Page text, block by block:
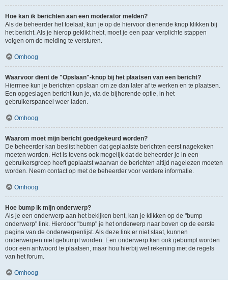
Hoe kan ik berichten aan een moderator melden?
Als de beheerder het toelaat, kun je op de hiervoor dienende knop klikken bij
het bericht. Als je hierop geklikt hebt, moet je een paar verplichte stappen
volgen om de melding te versturen.
Omhoog
Waarvoor dient de "Opslaan"-knop bij het plaatsen van een bericht?
Hiermee kun je berichten opslaan om ze dan later af te werken en te plaatsen.
Een opgeslagen bericht kun je, via de bijhorende optie, in het
gebruikerspaneel weer laden.
Omhoog
Waarom moet mijn bericht goedgekeurd worden?
De beheerder kan beslist hebben dat geplaatste berichten eerst nagekeken
moeten worden. Het is tevens ook mogelijk dat de beheerder je in een
gebruikersgroep heeft geplaatst waarvan de berichten altijd nagelezen moeten
worden. Neem contact op met de beheerder voor verdere informatie.
Omhoog
Hoe bump ik mijn onderwerp?
Als je een onderwerp aan het bekijken bent, kan je klikken op de "bump
onderwerp" link. Hierdoor "bump" je het onderwerp naar boven op de eerste
pagina van de onderwerpenlijst. Als deze link er niet staat, kunnen
onderwerpen niet gebumpt worden. Een onderwerp kan ook gebumpt worden
door een antwoord te plaatsen, maar hou hierbij wel rekening met de regels
van het forum.
Omhoog